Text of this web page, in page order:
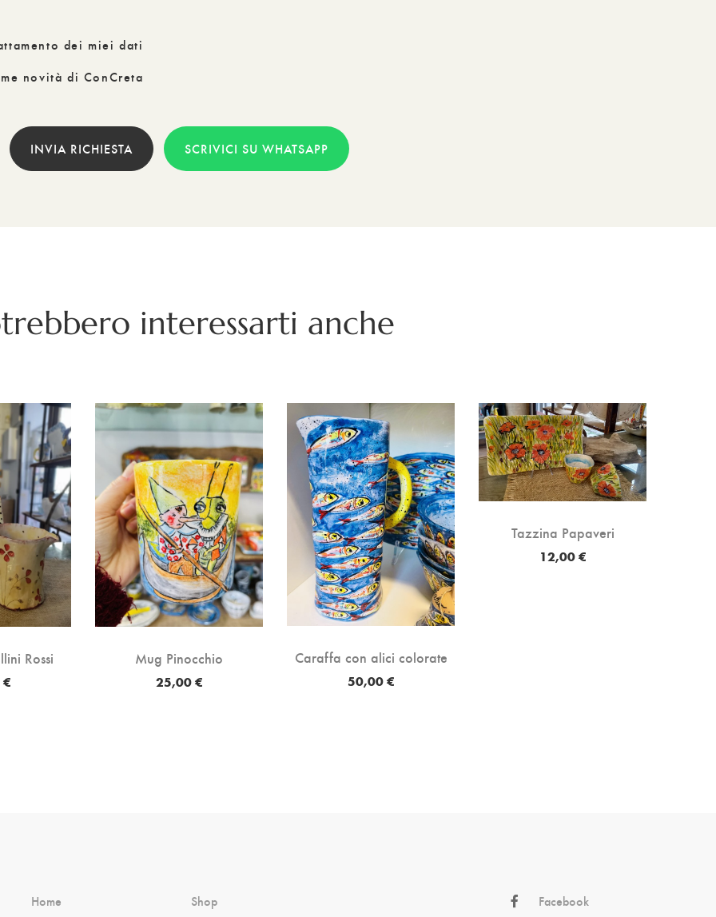
dei miei dati
novità di ConCreta
INVIA RICHIESTA SCRIVICI SU WHATSAPP
interessarti anche
Rossi Mug Pinocchio
25,00 €
Caraffa con alici colorate
50,00 €
Tazzina Papaveri
12,00 €
Home Shop Facebook